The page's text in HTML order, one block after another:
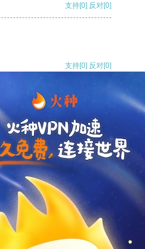
支持[0] 反对[0]
支持[0] 反对[0]
支持[0] 反对
支持
反对 [0]